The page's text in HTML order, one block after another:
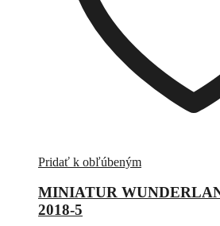
Pridať k obľúbeným
MINIATUR
2018-5